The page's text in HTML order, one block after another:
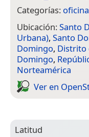
Categorías: oficina
Ubicación:Santo
Urbana), Santo
Domingo, Distrito
Domingo,
Norteamérica
Ver en
Latitud